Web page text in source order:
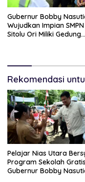
Gubernur Bobby
Wujudkan Impian
Sitolu Ori Miliki Gedung
Rekomendasi
Pelajar Nias Utara
Program Sekolah Gratis
Gubernur Bobby